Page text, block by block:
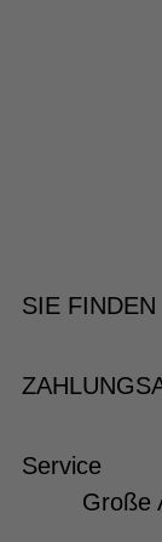
SIE
Service
Große